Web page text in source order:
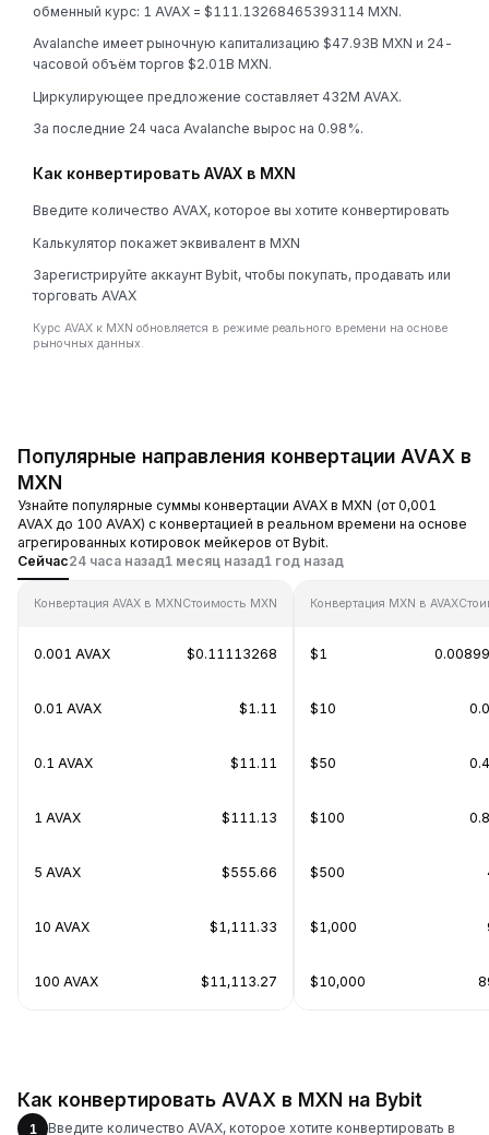
обменный курс: 1 AVAX = $111.13268465393114 MXN.
Avalanche имеет рыночную капитализацию $47.93B MXN и 24-
часовой объём торгов $2.01B MXN.
Циркулирующее предложение составляет 432M AVAX.
За последние 24 часа Avalanche вырос на 0.98%.
Как конвертировать AVAX в MXN
Введите количество AVAX, которое вы хотите конвертировать
Калькулятор покажет эквивалент в MXN
Зарегистрируйте аккаунт Bybit, чтобы покупать, продавать или
торговать AVAX
Курс AVAX к MXN обновляется в режиме реального времени на основе
рыночных данных.
Популярные направления конвертации AVAX в
MXN
Узнайте популярные суммы конвертации AVAX в MXN (от 0,001
AVAX до 100 AVAX) с конвертацией в реальном времени на основе
агрегированных котировок мейкеров от Bybit.
Сейчас24 часа назад1 месяц назад1 год назад
Конвертация AVAX в MXNСтоимость MXN
0.001 AVAX $0.11113268
0.01 AVAX $1.11
0.1 AVAX $11.11
1 AVAX $111.13
5 AVAX $555.66
10 AVAX $1,111.33
100 AVAX $11,113.27
Конвертация MXN в AVAX
$1
$10
$50
$100
$500
$1,000
$10,000
Как конвертировать AVAX в MXN на Bybit
1 Введите количество AVAX, которое хотите конвертировать в